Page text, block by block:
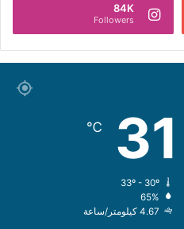
84K
Followers
31
℃
65%
4.67 كيلومتر/ساعة